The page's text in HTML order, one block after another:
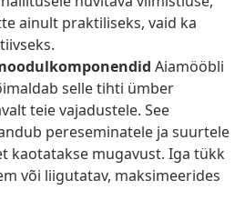
ainult praktiliseks, vaid ka
Aiamööbli
selle tihti ümber
teie vajadustele. See
pereseminatele ja suurtele
kaotatakse mugavust. Iga tükk
või liigutatav, maksimeerides